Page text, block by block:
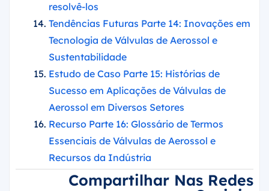
resolvê-los
Tendências Futuras Parte 14: Inovações em
Tecnologia de Válvulas de Aerossol e
Sustentabilidade
Estudo de Caso Parte 15: Histórias de
Sucesso em Aplicações de Válvulas de
Aerossol em Diversos Setores
Recurso Parte 16: Glossário de Termos
Essenciais de Válvulas de Aerossol e
Recursos da Indústria
Compartilhar Nas Redes